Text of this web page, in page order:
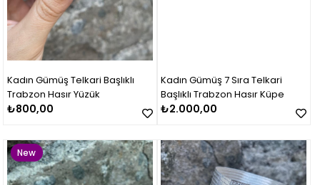
Kadın Gümüş Telkari Başlıklı
Trabzon Hasır Yüzük
₺800,00
Kadın Gümüş 7 Sıra Telkari
Başlıklı Trabzon Hasır Küpe
₺2.000,00
New
Item